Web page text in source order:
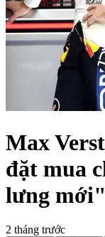
Max
đặt mua
lưng
2 tháng trước